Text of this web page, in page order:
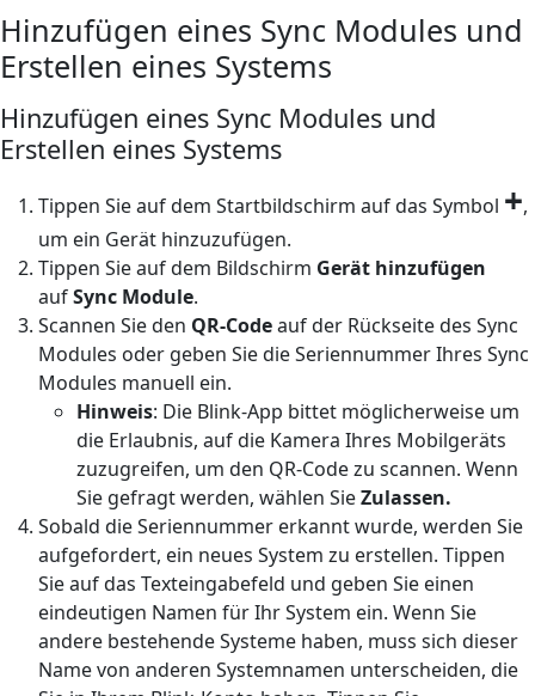
Hinzufügen eines Sync Modules und
Erstellen eines Systems
Hinzufügen eines Sync Modules und
Erstellen eines Systems
Tippen Sie auf dem Startbildschirm auf das Symbol +,
um ein Gerät hinzuzufügen.
Tippen Sie auf dem Bildschirm Gerät hinzufügen
aufSync Module.
Scannen Sie den QR-Codeauf der Rückseite des Sync
Modules oder geben Sie die Seriennummer Ihres Sync
Modules manuell ein.
Hinweis: Die Blink-App bittet möglicherweise um
die Erlaubnis, auf die Kamera Ihres Mobilgeräts
zuzugreifen, um den QR-Code zu scannen. Wenn
Sie gefragt werden, wählen SieZulassen.
Sobald die Seriennummer erkannt wurde, werden Sie
aufgefordert, ein neues System zu erstellen. Tippen
Sie auf das Texteingabefeld und geben Sie einen
eindeutigen Namen für Ihr System ein. Wenn Sie
andere bestehende Systeme haben, muss sich dieser
Name von anderen Systemnamen unterscheiden, die